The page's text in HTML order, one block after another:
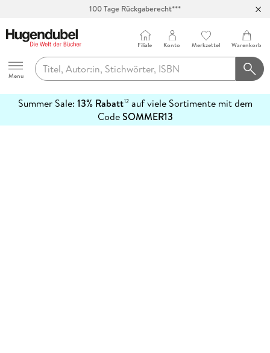
100 Tage Rückgaberecht***
Hugendubel
Menu
Filiale Konto Merkzettel Warenkorb
Summer Sale: 13% Rabatt12auf viele Sortimente mit dem
CodeSOMMER13
erfahren